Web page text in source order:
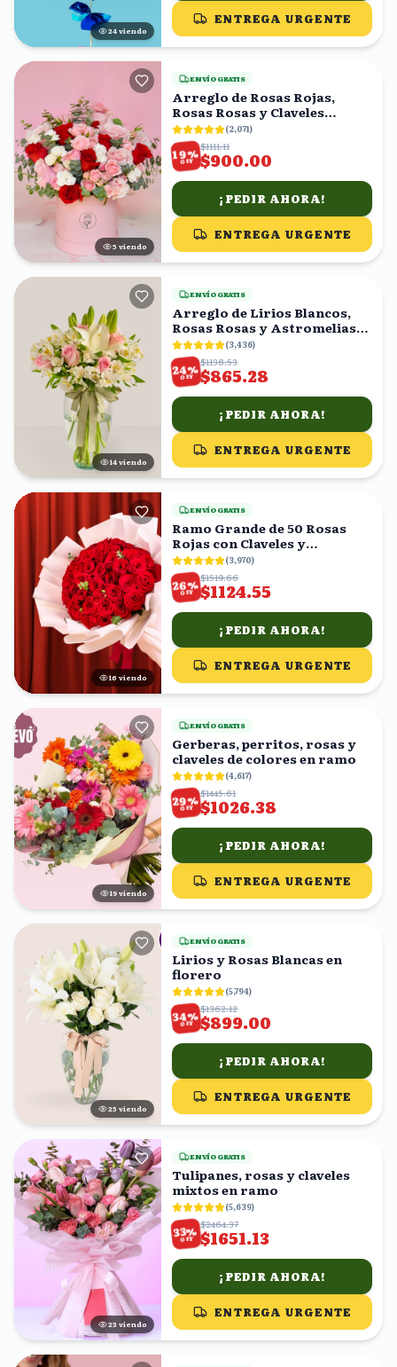
24 viendo
ENTREGA URGENTE
6 viendo
ENVÍO GRATIS
Arreglo de Rosas Rojas,
Rosas Rosas y Claveles
Blancos en Caja Rosa
(2,071)
19%
OFF
$1111.11
$900.00
¡PEDIR AHORA!
ENTREGA URGENTE
14 viendo
ENVÍO GRATIS
Arreglo de Lirios Blancos,
Rosas Rosas y Astromelias
en Florero
(3,436)
24%
OFF
$1138.53
$865.28
¡PEDIR AHORA!
ENTREGA URGENTE
17 viendo
ENVÍO GRATIS
Ramo Grande de 50 Rosas
Rojas con Claveles y
Eucalipto
(3,970)
26%
OFF
$1519.66
$1124.55
¡PEDIR AHORA!
ENTREGA URGENTE
18 viendo
ENVÍO GRATIS
Gerberas, perritos, rosas y
claveles de colores en ramo
(4,617)
29%
OFF
$1445.61
$1026.38
¡PEDIR AHORA!
ENTREGA URGENTE
24 viendo
ENVÍO GRATIS
Lirios y Rosas Blancas en
florero
(5,794)
34%
OFF
$1362.12
$899.00
¡PEDIR AHORA!
ENTREGA URGENTE
22 viendo
ENVÍO GRATIS
Tulipanes, rosas y claveles
mixtos en ramo
(5,639)
33%
OFF
$2464.37
$1651.13
¡PEDIR AHORA!
ENTREGA URGENTE